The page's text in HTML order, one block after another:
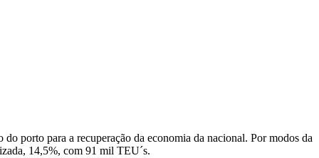
porto para a recuperação da economia da nacional. Por modos da
14,5%, com 91 mil TEU´s.